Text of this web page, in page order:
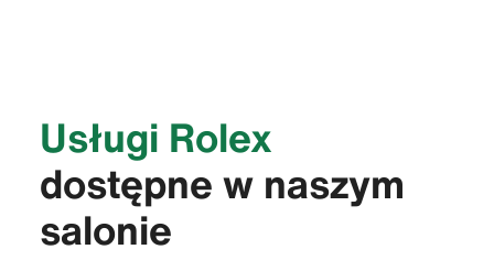
Usługi Rolex
dostępne w naszym
salonie